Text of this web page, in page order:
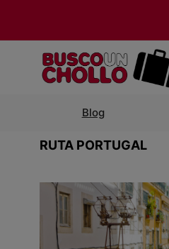
Blog
RUTA PORTUGAL